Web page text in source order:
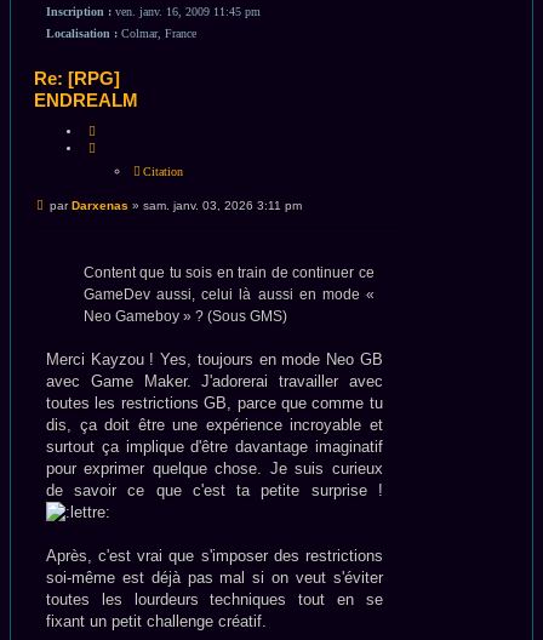
Inscription : ven. janv. 16, 2009 11:45 pm
Localisation : Colmar, France
Re: [RPG]
ENDREALM
Citation
Message
parDarxenas » sam. janv. 03, 2026 3:11 pm
Content que tu sois en train de continuer ce
GameDev aussi, celui là aussi en mode «
Neo Gameboy » ? (Sous GMS)
Merci Kayzou ! Yes, toujours en mode Neo GB
avec Game Maker. J'adorerai travailler avec
toutes les restrictions GB, parce que comme tu
dis, ça doit être une expérience incroyable et
surtout ça implique d'être davantage imaginatif
pour exprimer quelque chose. Je suis curieux
de savoir ce que c'est ta petite surprise !
Après, c'est vrai que s'imposer des restrictions
soi-même est déjà pas mal si on veut s'éviter
toutes les lourdeurs techniques tout en se
fixant un petit challenge créatif.